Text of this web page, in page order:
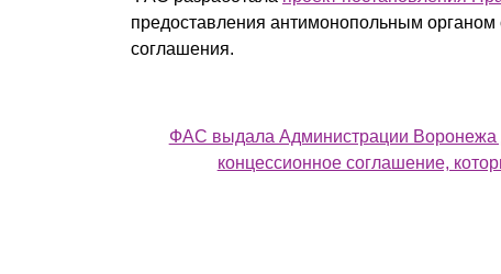
предоставления антимонопольным органом
соглашения.
ФАС выдала Администрации Воронежа
концессионное соглашение,